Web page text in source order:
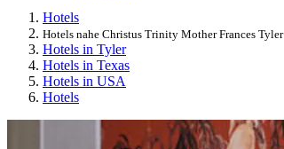
Hotels
Hotels nahe Christus Trinity Mother Frances Tyler
Hotels in Tyler
Hotels in Texas
Hotels in USA
Hotels